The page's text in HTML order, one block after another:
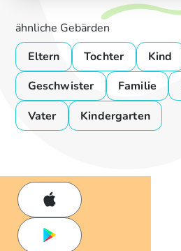
ähnliche Gebärden
Eltern
Tochter Kind
Geschwister
Familie
Vater
Kindergarten